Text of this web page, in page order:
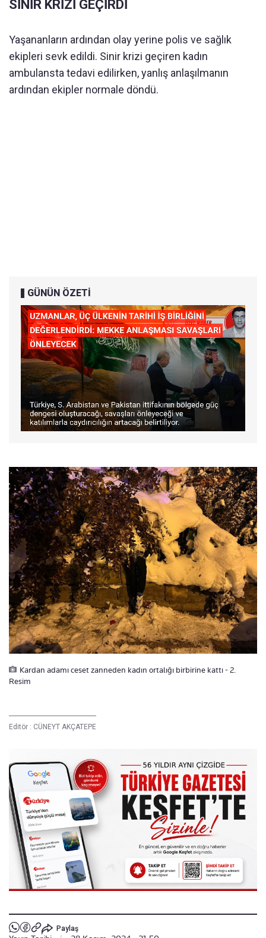
SİNİR KRİZİ GEÇİRDİ
Yaşananların ardından olay yerine polis ve sağlık
ekipleri sevk edildi. Sinir krizi geçiren kadın
ambulansta tedavi edilirken, yanlış anlaşılmanın
ardından ekipler normale döndü.
GÜNÜN ÖZETİ
Kardan adamı ceset zanneden kadın ortalığı birbirine kattı - 2.
Resim
Editör : CÜNEYT AKÇATEPE
Paylaş